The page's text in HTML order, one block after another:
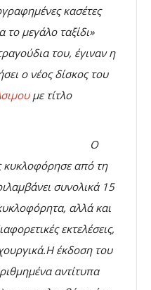
κασέτες
μεγάλο ταξίδι»
του, έγιναν η
ο νέος δίσκος του
με τίτλο
Ο
κυκλοφόρησε από τη
συνολικά 15
αλλά και
εκτελέσεις,
Η έκδοση του
αντίτυπα